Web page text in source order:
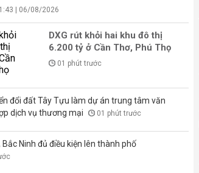
| 06/08/2026
DXG rút khỏi hai khu đô thị
6.200 tỷ ở Cần Thơ, Phú Thọ
01 phút trước
đổi đất Tây Tựu làm dự án trung tâm văn
dịch vụ thương mại
01 phút trước
Bắc Ninh đủ điều kiện lên thành phố